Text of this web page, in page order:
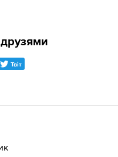
друзями
Твіт